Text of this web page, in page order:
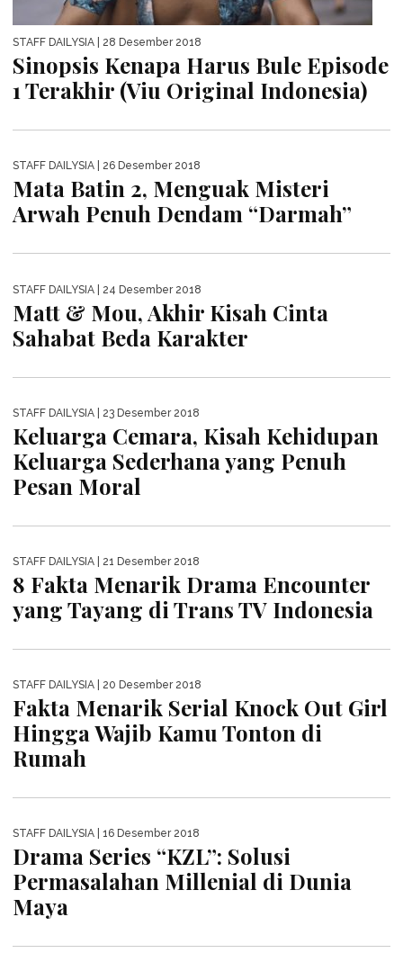
STAFF DAILYSIA | 28 Desember 2018
Sinopsis Kenapa Harus Bule Episode
1 Terakhir (Viu Original Indonesia)
Mata Batin 2, Menguak Misteri
Arwah Penuh Dendam “Darmah”
STAFF DAILYSIA | 24 Desember 2018
Matt & Mou, Akhir Kisah Cinta
Sahabat Beda Karakter